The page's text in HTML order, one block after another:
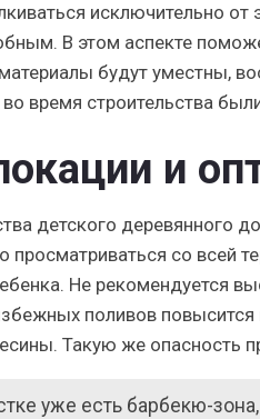
исключительно
В этом аспекте
будут уместны,
время строительства
и
детского деревянного
со всей
Не рекомендуется
поливов
Такую же опасность
уже есть барбекю-